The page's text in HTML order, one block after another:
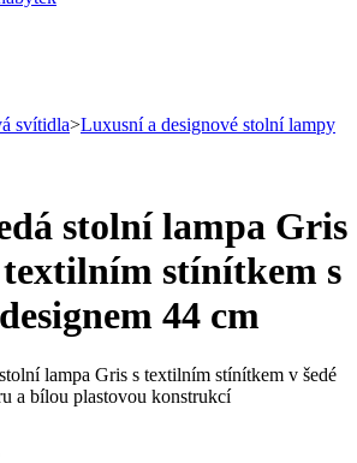
svítidla>Luxusní a designové stolní lampy
stolní lampa Gris
stínítkem s
44 cm